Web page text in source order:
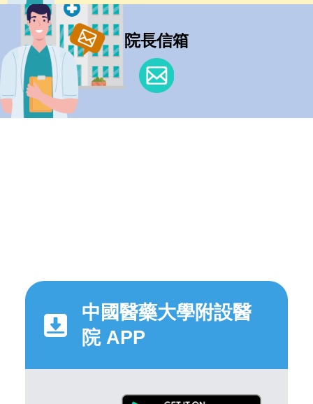
院長信箱
中國醫藥大學附設醫
院 APP